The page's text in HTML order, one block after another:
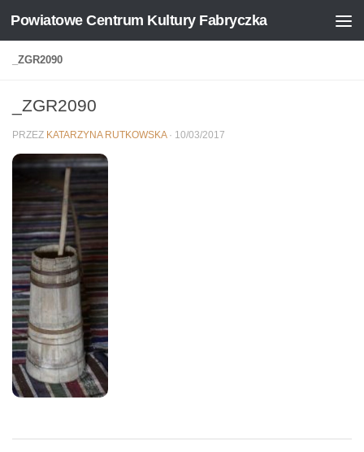
Skip to content
Powiatowe Centrum Kultury Fabryczka
_ZGR2090
_ZGR2090
PRZEZ KATARZYNA RUTKOWSKA · 10/03/2017